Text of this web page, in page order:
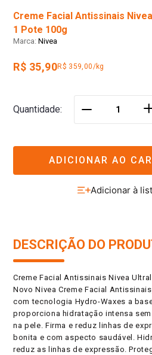
Creme Facial Antissinais
1 Pote 100g
Nivea
R$ 35,90R$ 359,00/kg
Quantidade
ADICIONAR AO
DESCRIÇÃO DO
Creme Facial Antissinais Nivea
Novo Nivea Creme Facial
com tecnologia Hydro-Waxes a
proporciona hidratação intensa
na pele. Firma e reduz linhas de
bonita e com aspecto saudável.
reduz as linhas de expressão.